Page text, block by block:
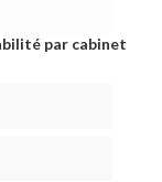
par cabinet